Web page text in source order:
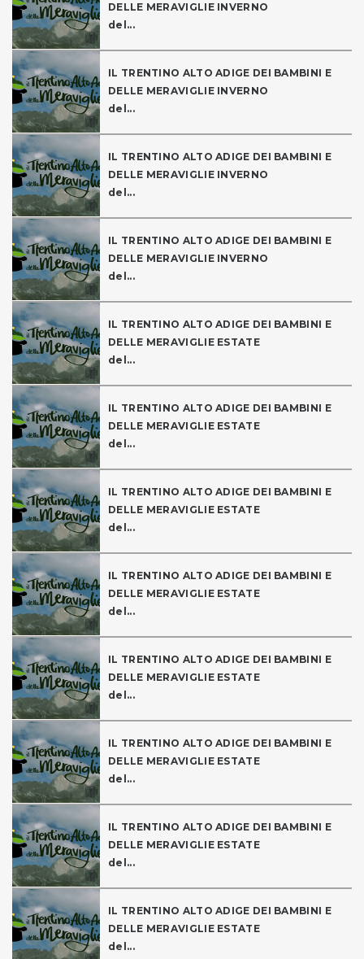
DELLE MERAVIGLIE INVERNO
del...
IL TRENTINO ALTO ADIGE DEI BAMBINI E
DELLE MERAVIGLIE INVERNO
del...
IL TRENTINO ALTO ADIGE DEI BAMBINI E
DELLE MERAVIGLIE INVERNO
del...
IL TRENTINO ALTO ADIGE DEI BAMBINI E
DELLE MERAVIGLIE INVERNO
del...
IL TRENTINO ALTO ADIGE DEI BAMBINI E
DELLE MERAVIGLIE ESTATE
del...
IL TRENTINO ALTO ADIGE DEI BAMBINI E
DELLE MERAVIGLIE ESTATE
del...
IL TRENTINO ALTO ADIGE DEI BAMBINI E
DELLE MERAVIGLIE ESTATE
del...
IL TRENTINO ALTO ADIGE DEI BAMBINI E
DELLE MERAVIGLIE ESTATE
del...
IL TRENTINO ALTO ADIGE DEI BAMBINI E
DELLE MERAVIGLIE ESTATE
del...
IL TRENTINO ALTO ADIGE DEI BAMBINI E
DELLE MERAVIGLIE ESTATE
del...
IL TRENTINO ALTO ADIGE DEI BAMBINI E
DELLE MERAVIGLIE ESTATE
del...
IL TRENTINO ALTO ADIGE DEI BAMBINI E
DELLE MERAVIGLIE ESTATE
del...